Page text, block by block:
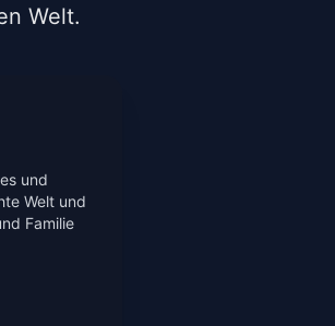
Welt.
und
Welt und
Familie